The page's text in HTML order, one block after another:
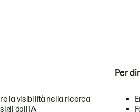
la visibilità nella ricerca
dall'IA
Per